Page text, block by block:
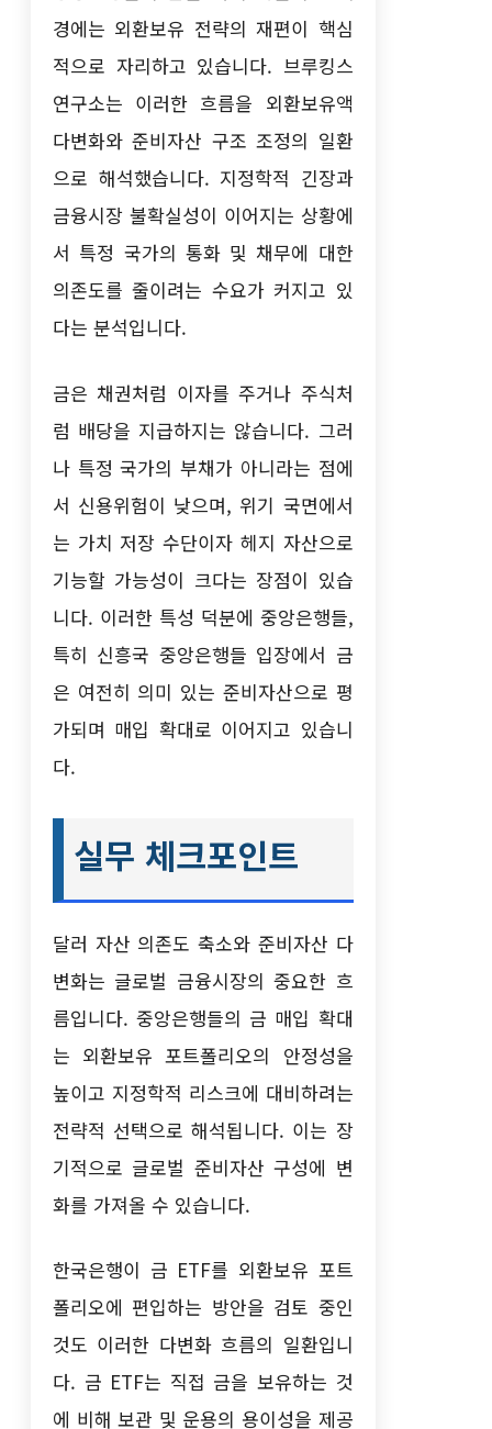
경에는 외환보유 전략의 재편이 핵심
적으로 자리하고 있습니다. 브루킹스
연구소는 이러한 흐름을 외환보유액
다변화와 준비자산 구조 조정의 일환
으로 해석했습니다. 지정학적 긴장과
금융시장 불확실성이 이어지는 상황에
서 특정 국가의 통화 및 채무에 대한
의존도를 줄이려는 수요가 커지고 있
다는 분석입니다.
금은 채권처럼 이자를 주거나 주식처
럼 배당을 지급하지는 않습니다. 그러
나 특정 국가의 부채가 아니라는 점에
서 신용위험이 낮으며, 위기 국면에서
는 가치 저장 수단이자 헤지 자산으로
기능할 가능성이 크다는 장점이 있습
니다. 이러한 특성 덕분에 중앙은행들,
특히 신흥국 중앙은행들 입장에서 금
은 여전히 의미 있는 준비자산으로 평
가되며 매입 확대로 이어지고 있습니
다.
실무 체크포인트
달러 자산 의존도 축소와 준비자산 다
변화는 글로벌 금융시장의 중요한 흐
름입니다. 중앙은행들의 금 매입 확대
는 외환보유 포트폴리오의 안정성을
높이고 지정학적 리스크에 대비하려는
전략적 선택으로 해석됩니다. 이는 장
기적으로 글로벌 준비자산 구성에 변
화를 가져올 수 있습니다.
한국은행이 금 ETF를 외환보유 포트
폴리오에 편입하는 방안을 검토 중인
것도 이러한 다변화 흐름의 일환입니
다. 금 ETF는 직접 금을 보유하는 것
에 비해 보관 및 운용의 용이성을 제공